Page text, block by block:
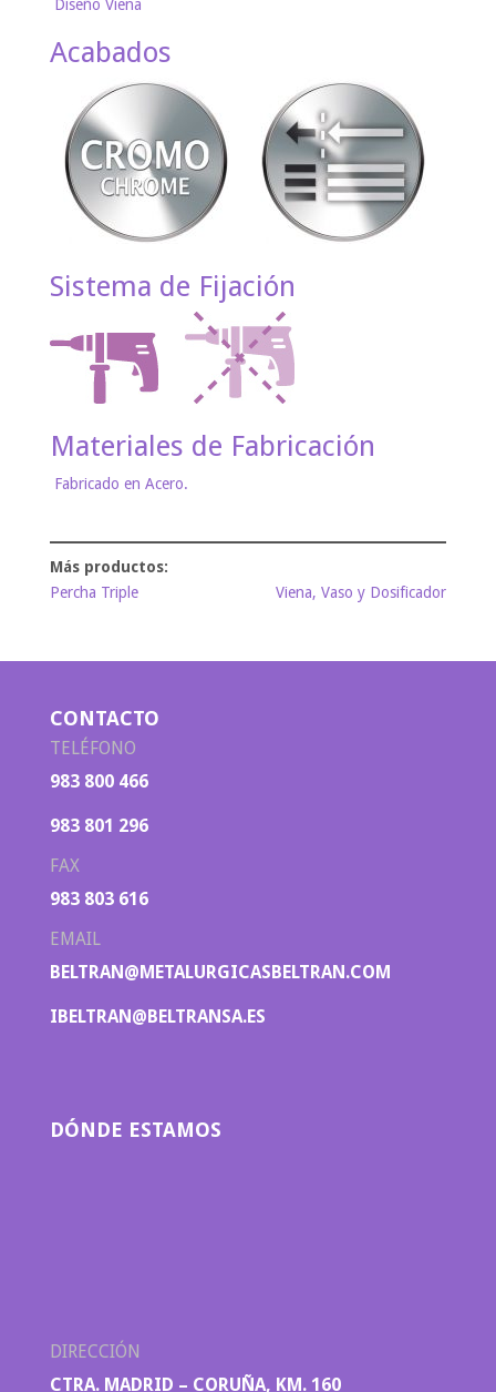
Diseño Viena
Acabados
Sistema de Fijación
Materiales de Fabricación
Fabricado en Acero.
Percha Triple Viena, Vaso y Dosificador
CONTACTO
TELÉFONO
983 800 466
983 801 296
FAX
983 803 616
EMAIL
BELTRAN@METALURGICASBELTRAN.COM
IBELTRAN@BELTRANSA.ES
DÓNDE ESTAMOS
DIRECCIÓN
CTRA. MADRID – CORUÑA, KM. 160